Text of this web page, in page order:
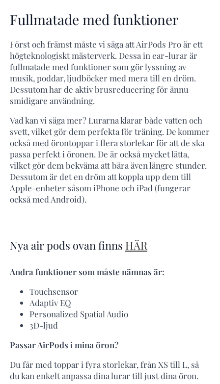
Fullmatade med funktioner
Först och främst måste vi säga att AirPods Pro är ett
högteknologiskt mästerverk. Dessa in ear-lurar är
fullmatade med funktioner som gör lyssning av
musik, poddar, ljudböcker med mera till en dröm.
Dessutom har de aktiv brusreducering för ännu
smidigare användning.
Vad kan vi säga mer? Lurarna klarar både vatten och
svett, vilket gör dem perfekta för träning. De kommer
också med örontoppar i flera storlekar för att de ska
passa perfekt i öronen. De är också mycket lätta,
vilket gör dem bekväma att bära även längre stunder.
Dessutom är det en dröm att koppla upp dem till
Apple-enheter såsom iPhone och iPad (fungerar
också med Android).
Nya air pods ovan finns HÄR
Andra funktioner som måste nämnas är:
Touchsensor
Adaptiv EQ
Personalized Spatial Audio
3D-ljud
Passar AirPods i mina öron?
Du får med toppar i fyra storlekar, från XS till L, så
du kan enkelt anpassa dina lurar till just dina öron.